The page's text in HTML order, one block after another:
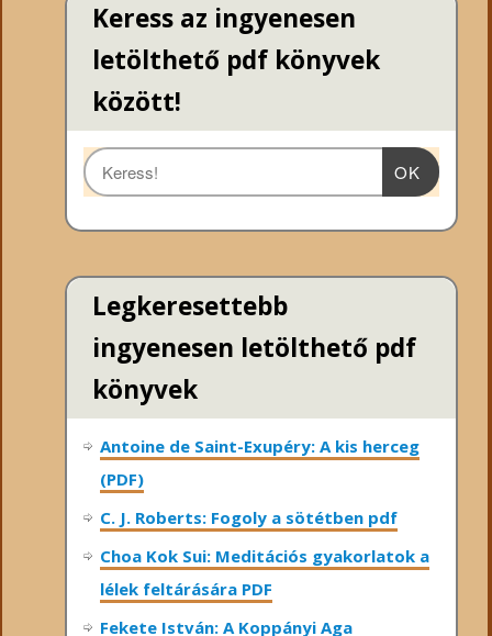
Keress az ingyenesen
letölthető pdf könyvek
között!
OK
Legkeresettebb
ingyenesen letölthető pdf
könyvek
Antoine de Saint-Exupéry: A kis herceg
(PDF)
C. J. Roberts: Fogoly a sötétben pdf
Choa Kok Sui: Meditációs gyakorlatok a
lélek feltárására PDF
Fekete István: A Koppányi Aga